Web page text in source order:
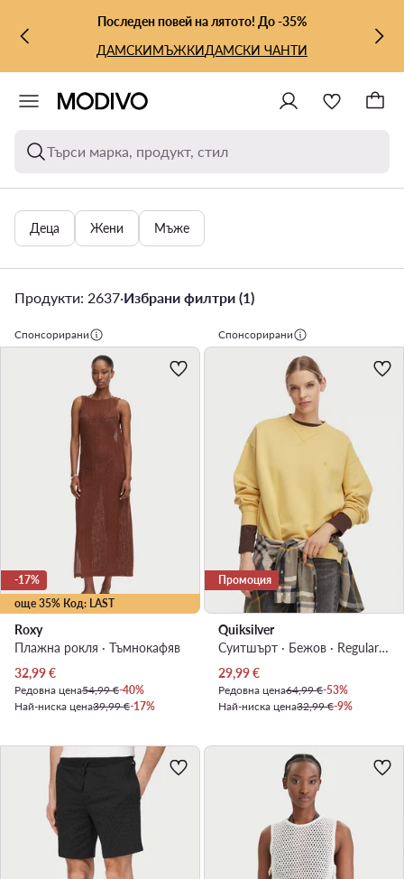
КЪМ ОСНОВНОТО СЪДЪРЖАНИЕ
КЪМ ТЪРСЕНЕПоследен повей на лятото! До -35%
ДАМСКИМЪЖКИДАМСКИ ЧАНТИ
Търси марка, продукт, стил
Деца Жени Мъже
Продукти: 2637·Избрани филтри (1)
Спонсорирани
още 35% Код: LAST
-17%
Roxy
Плажна рокля · Тъмнокафяв
Актуална цена
32,99€
Редовна цена54,99 €-40%
Най-ниска цена39,99 €-17%
Спонсорирани
Промоция
Quiksilver
Суитшърт · Бежов · Regular Fit
Актуална цена
29,99€
Редовна цена64,99 €-53%
Най-ниска цена32,99 €-9%